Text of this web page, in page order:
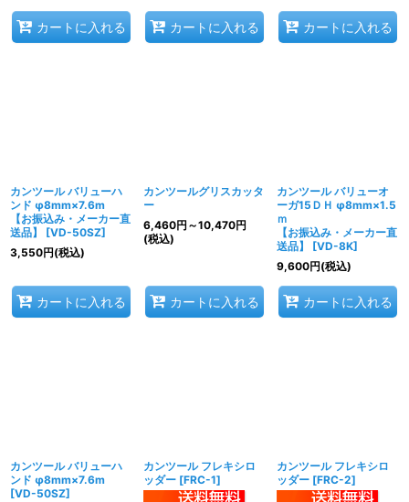
カートに入れる カートに入れる カートに入れる
カンツール バリューハ
ンド φ8mm×7.6m
【お振込み・メーカー直
送品】
[VD-50SZ]
3,550円(税込)
カートに入れる
カンツールグリスカッタ
ー
6,460円 ～10,470円
(税込)
カートに入れる
カンツール バリューオ
ーガ15ＤＨ φ8mm×1.5
ｍ
【お振込み・メーカー直
送品】
[VD-8K]
9,600円(税込)
カートに入れる
カンツール バリューハ
ンド φ8mm×7.6m
[VD-50SZ]
カンツール フレキシロ
ッダー [FRC-1]
カンツール フレキシロ
ッダー [FRC-2]